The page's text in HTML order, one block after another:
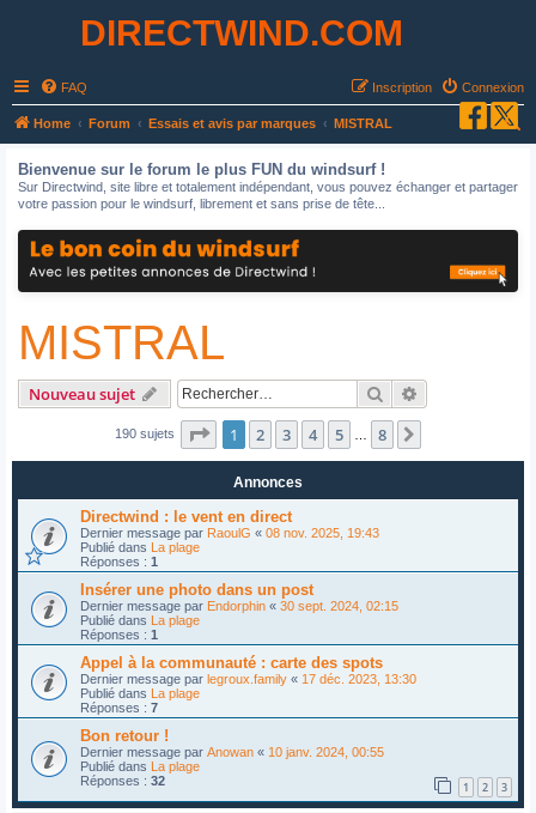
DIRECTWIND.COM
FAQ Connexion
Inscription
Home Forum Essais et avis par marques MISTRAL
Bienvenue sur le forum le plus FUN du windsurf !
Sur Directwind, site libre et totalement indépendant, vous pouvez échanger et partager
votre passion pour le windsurf, librement et sans prise de tête...
MISTRAL
Nouveau sujet Rechercher
190 sujets Page 1sur8
1 2 3 4 5 8
Annonces
Directwind : le vent en direct
Dernier message par RaoulG « 08 nov. 2025, 19:43
Publié dans La plage
Réponses : 1
Insérer une photo dans un post
Dernier message par Endorphin « 30 sept. 2024, 02:15
Publié dans La plage
Réponses : 1
Appel à la communauté : carte des spots
Dernier message par legroux.family « 17 déc. 2023, 13:30
Publié dans La plage
Réponses : 7
Bon retour !
Dernier message par Anowan « 10 janv. 2024, 00:55
Publié dans La plage
Réponses : 32 1 2 3